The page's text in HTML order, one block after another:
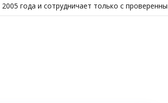
года и сотрудничает только с